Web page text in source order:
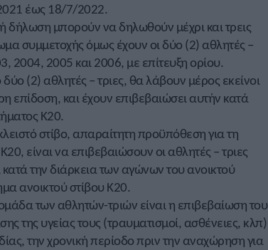
έως 18/7/2022.
δήλωση μπορούν να δηλωθούν μέχρι και τρεις
συμμετοχής όμως έχουν οι δύο (2) αθλητές –
2004, 2005 και 2006, με επίτευξη ορίου.
(2) αθλητές – τριες, θα λάβουν μέρος εκείνοι
επίδοση, και έχουν επιβεβαιώσει αυτήν κατά
Κ20.
στίβο, απαραίτητη προϋπόθεση για τη
είναι να επιβεβαιώσουν οι αθλητές – τριες
την διάρκεια των αγώνων του ανοικτού
ανοικτού στίβου Κ20.
των αθλητών-τριών είναι η επιβεβαίωση του
της υγείας τους (τραυματισμοί, ασθένειες, κλπ)
την χρονική περίοδο πριν την αναχώρηση για